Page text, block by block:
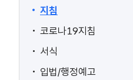
지침
코로나19지침
서식
입법/행정예고